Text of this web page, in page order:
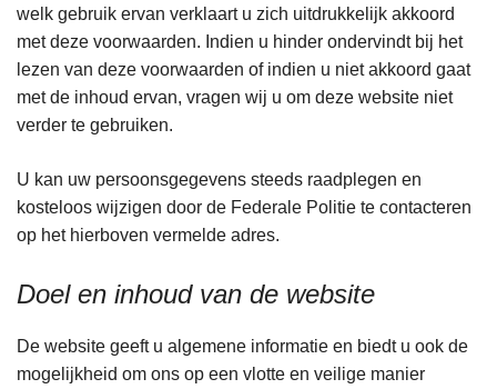
welk gebruik ervan verklaart u zich uitdrukkelijk akkoord
met deze voorwaarden. Indien u hinder ondervindt bij het
lezen van deze voorwaarden of indien u niet akkoord gaat
met de inhoud ervan, vragen wij u om deze website niet
verder te gebruiken.
U kan uw persoonsgegevens steeds raadplegen en
kosteloos wijzigen door de Federale Politie te contacteren
op het hierboven vermelde adres.
Doel en inhoud van de website
De website geeft u algemene informatie en biedt u ook de
mogelijkheid om ons op een vlotte en veilige manier